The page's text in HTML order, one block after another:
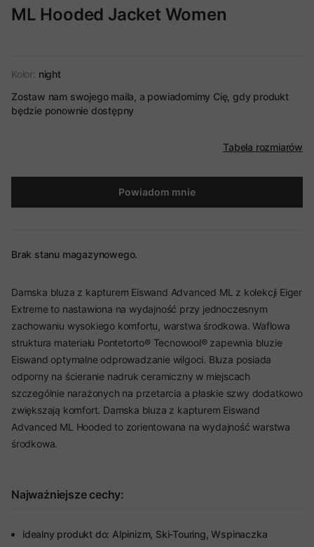
ML Hooded Jacket Women
Kolor: night
Zostaw nam swojego maila, a powiadomimy Cię, gdy produkt
będzie ponownie dostępny
Tabela rozmiarów
Powiadom mnie
Brak stanu magazynowego.
Damska bluza z kapturem Eiswand Advanced ML z kolekcji Eiger
Extreme to nastawiona na wydajność przy jednoczesnym
zachowaniu wysokiego komfortu, warstwa środkowa. Waflowa
struktura materiału Pontetorto® Tecnowool® zapewnia bluzie
Eiswand optymalne odprowadzanie wilgoci. Bluza posiada
odporny na ścieranie nadruk ceramiczny w miejscach
szczególnie narażonych na przetarcia a płaskie szwy dodatkowo
zwiększają komfort. Damska bluza z kapturem Eiswand
Advanced ML Hooded to zorientowana na wydajność warstwa
środkowa.
Najważniejsze cechy:
idealny produkt do: Alpinizm, Ski-Touring, Wspinaczka